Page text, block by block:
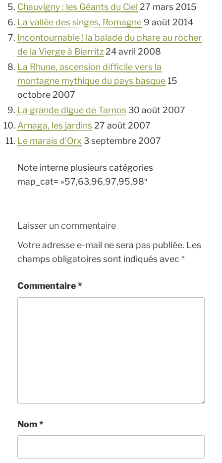
Chauvigny : les Géants du Ciel 27 mars 2015
La vallée des singes, Romagne 9 août 2014
Incontournable ! la balade du phare au rocher
de la Vierge à Biarritz 24 avril 2008
La Rhune, ascension difficile vers la
montagne mythique du pays basque 15
octobre 2007
La grande digue de Tarnos 30 août 2007
Arnaga, les jardins 27 août 2007
Le marais d’Orx 3 septembre 2007
Note interne plusieurs catégories
map_cat= »57,63,96,97,95,98″
Laisser un commentaire
Votre adresse e-mail ne sera pas publiée. Les
champs obligatoires sont indiqués avec*
Commentaire*
Nom*